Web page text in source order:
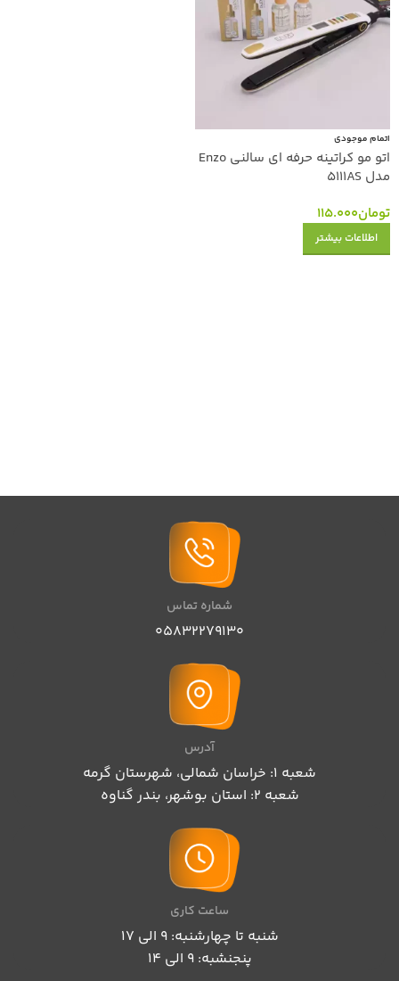
اتمام موجودی
اتو مو کراتینه حرفه ای سالنی Enzo
مدل 5111AS
تومان115.000
اطلاعات بیشتر
شماره تماس
05832279130
آدرس
شعبه 1: خراسان شمالی، شهرستان گرمه
شعبه 2: استان بوشهر، بندر گناوه
ساعت کاری
شنبه تا چهارشنبه: 9 الی 17
پنجنشبه: 9 الی 14